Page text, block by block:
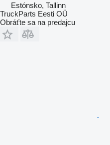
Estónsko, Tallinn
TruckParts Eesti OÜ
Obráťte sa na predajcu